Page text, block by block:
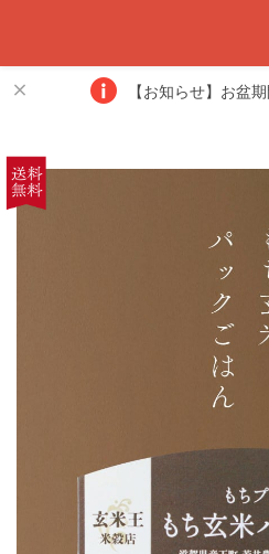
【お知らせ】お盆